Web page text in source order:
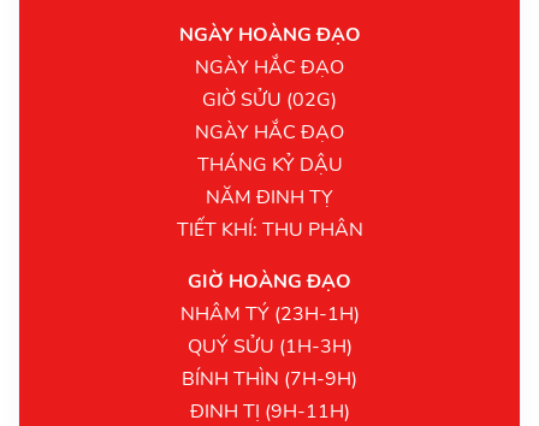
NGÀY HOÀNG ĐẠO
NGÀY HẮC ĐẠO
GIỜ SỬU (02G)
NGÀY HẮC ĐẠO
THÁNG KỶ DẬU
NĂM ĐINH TỴ
TIẾT KHÍ: THU PHÂN
GIỜ HOÀNG ĐẠO
NHÂM TÝ (23H-1H)
QUÝ SỬU (1H-3H)
BÍNH THÌN (7H-9H)
ĐINH TỊ (9H-11H)